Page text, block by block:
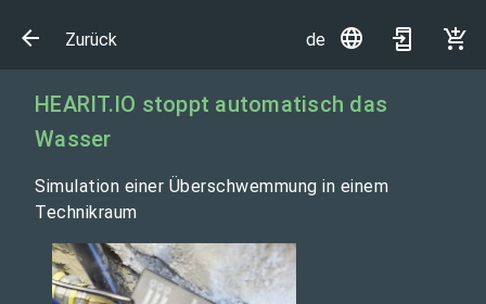
Zurück de
HEARIT.IO stoppt automatisch das
Wasser
Simulation einer Überschwemmung in einem
Technikraum